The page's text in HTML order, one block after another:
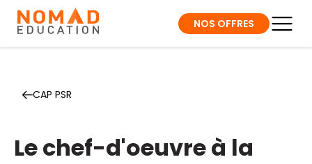
NOS OFFRES
CAP PSR
Le chef-d'oeuvre à la